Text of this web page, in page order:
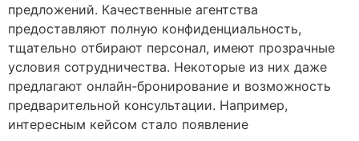
предложений. Качественные агентства
предоставляют полную конфиденциальность,
тщательно отбирают персонал, имеют прозрачные
условия сотрудничества. Некоторые из них даже
предлагают онлайн-бронирование и возможность
предварительной консультации. Например,
интересным кейсом стало появление